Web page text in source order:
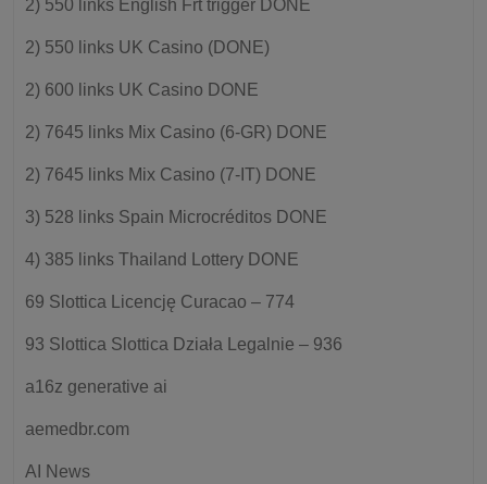
2) 550 links English Frt trigger DONE
2) 550 links UK Casino (DONE)
2) 600 links UK Casino DONE
2) 7645 links Mix Casino (6-GR) DONE
2) 7645 links Mix Casino (7-IT) DONE
3) 528 links Spain Microcréditos DONE
4) 385 links Thailand Lottery DONE
69 Slottica Licencję Curacao – 774
93 Slottica Slottica Działa Legalnie – 936
a16z generative ai
aemedbr.com
AI News